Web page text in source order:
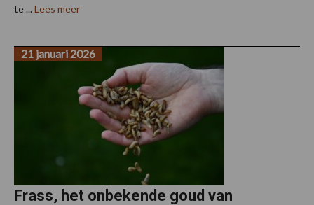
te ... Lees meer
Frass, het onbekende goud van
21 januari 2026